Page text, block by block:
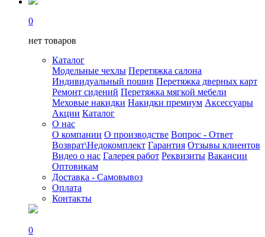
0
нет товаров
Каталог
Модельные чехлы Перетяжка салона
Индивидуальный пошив Перетяжка дверных карт
Ремонт сидений Перетяжка мягкой мебели
Меховые накидки Накидки премиум Аксессуары
Акции Каталог
О нас
О компании О производстве Вопрос - Ответ
Возврат\Недокомплект Гарантия Отзывы клиентов
Видео о нас Галерея работ Реквизиты Вакансии
Оптовикам
Доставка - Самовывоз
Оплата
Контакты
0